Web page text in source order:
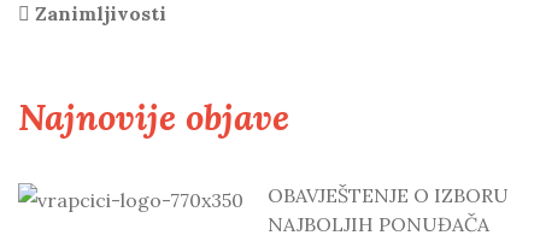
Zanimljivosti
Najnovije objave
OBAVJEŠTENJE O IZBORU
NAJBOLJIH PONUĐAČA